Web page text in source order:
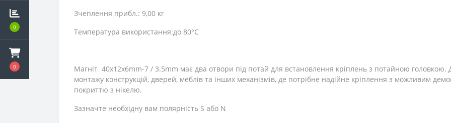
0
0
Зчеплення прибл.: 9,00 кг
Tемпература використання:до 80°C
Магніт 40x12x6mm-7 / 3.5mm має два отвори під потай для встановлення кріплень з потайною
монтажу конструкцій, дверей, меблів та інших механізмів, де потрібне надійне кріплення з можливим
покриттю з нікелю.
Зазначте необхідну вам полярність S або N